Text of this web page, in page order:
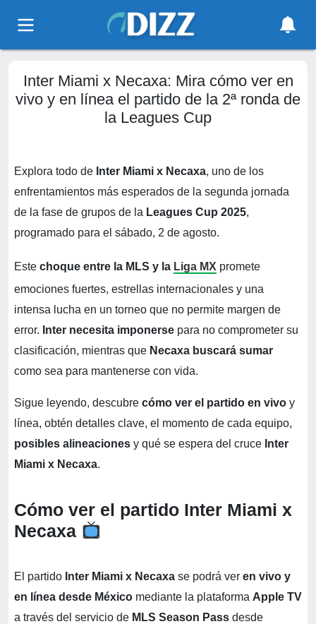
Inter Miami x Necaxa: Mira cómo ver en
vivo y en línea el partido de la 2ª ronda de
la Leagues Cup
Explora todo de Inter Miami x Necaxa, uno de los
enfrentamientos más esperados de la segunda jornada
de la fase de grupos de la Leagues Cup 2025,
programado para el sábado, 2 de agosto.
Este choque entre la MLS y la Liga MX promete
emociones fuertes, estrellas internacionales y una
intensa lucha en un torneo que no permite margen de
error. Inter necesita imponerse para no comprometer su
clasificación, mientras que Necaxa buscará sumar
como sea para mantenerse con vida.
Sigue leyendo, descubre cómo ver el partido en vivo y
línea, obtén detalles clave, el momento de cada equipo,
posibles alineaciones y qué se espera del cruce Inter
Miami x Necaxa.
Cómo ver el partido Inter Miami x
Necaxa
El partido Inter Miami x Necaxa se podrá ver en vivo y
en línea desde México mediante la plataforma Apple TV
a través del servicio de MLS Season Pass desde